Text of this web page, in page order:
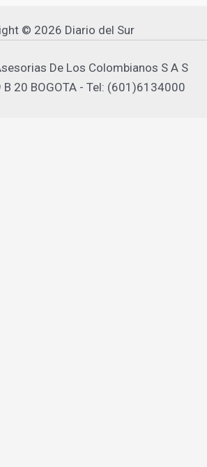
© 2026 Diario del Sur
De Los Colombianos S A S
B 20 BOGOTA - Tel: (601)6134000